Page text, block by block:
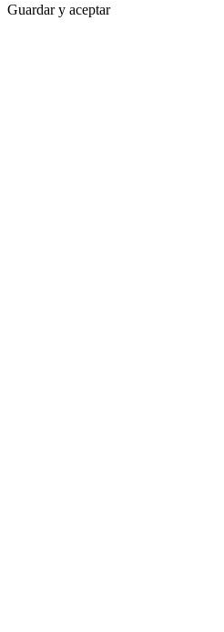
Guardar y aceptar